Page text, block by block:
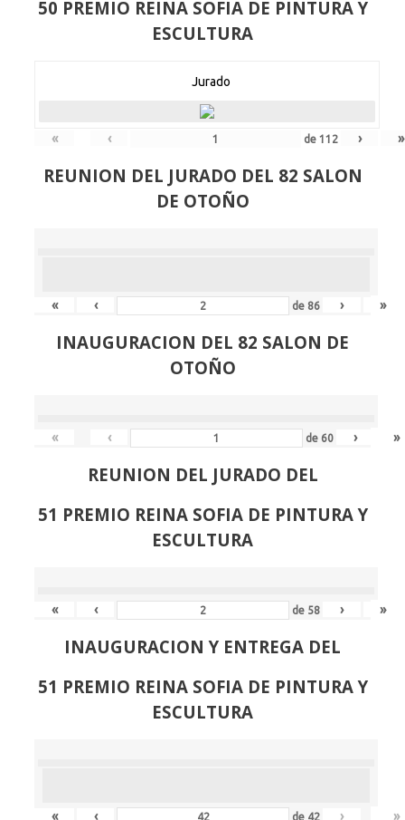
50 PREMIO REINA SOFIA DE PINTURA Y
ESCULTURA
Jurado
« ‹ de112 › »
REUNION DEL JURADO DEL 82 SALON
DE OTOÑO
« ‹ de 86 › »
INAUGURACION DEL 82 SALON DE
OTOÑO
« ‹ de 60 › »
REUNION DEL JURADO DEL
51 PREMIO REINA SOFIA DE PINTURA Y
ESCULTURA
« ‹ de 58 › »
INAUGURACION Y ENTREGA DEL
51 PREMIO REINA SOFIA DE PINTURA Y
ESCULTURA
« ‹ de 42 › »